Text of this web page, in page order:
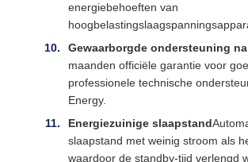
energiebehoeften van
Gewaarborgde ondersteuning
maanden officiële garantie voor
professionele technische
Energy.
Energiezuinige slaapstand
slaapstand met weinig stroom als
waardoor de standby-tijd verlengd